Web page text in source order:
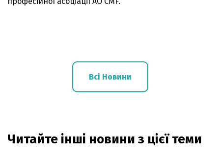
Всі Новини
Читайте інші новини з цієї теми